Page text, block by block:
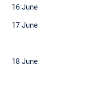
16 June
17 June
18 June